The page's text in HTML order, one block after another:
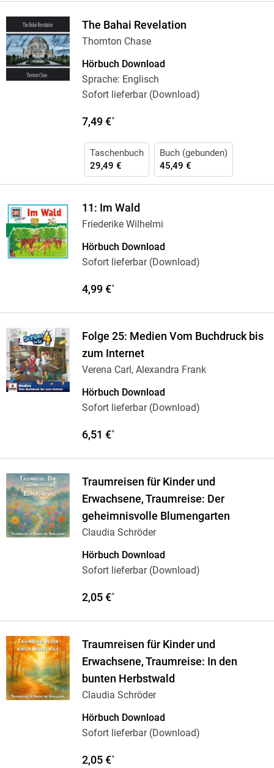
The Bahai Revelation
Thornton Chase
Hörbuch Download
Sprache: Englisch
Sofort lieferbar (Download)
7,49 €*
Taschenbuch
29,49 €
Buch (gebunden)
45,49 €
11: Im Wald
Friederike Wilhelmi
Hörbuch Download
Sofort lieferbar (Download)
4,99 €*
Folge 25: Medien Vom Buchdruck bis
zum Internet
Verena Carl, Alexandra Frank
Hörbuch Download
Sofort lieferbar (Download)
6,51 €*
Traumreisen für Kinder und
Erwachsene, Traumreise: Der
geheimnisvolle Blumengarten
Claudia Schröder
Hörbuch Download
Sofort lieferbar (Download)
2,05 €*
Traumreisen für Kinder und
Erwachsene, Traumreise: In den
bunten Herbstwald
Claudia Schröder
Hörbuch Download
Sofort lieferbar (Download)
2,05 €*